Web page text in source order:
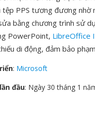
tệp PPS tương đương nhờ
bằng chương trình sử
PowerPoint, LibreOffice
di động, đảm bảo
: Microsoft
đầu: Ngày 30 tháng 1